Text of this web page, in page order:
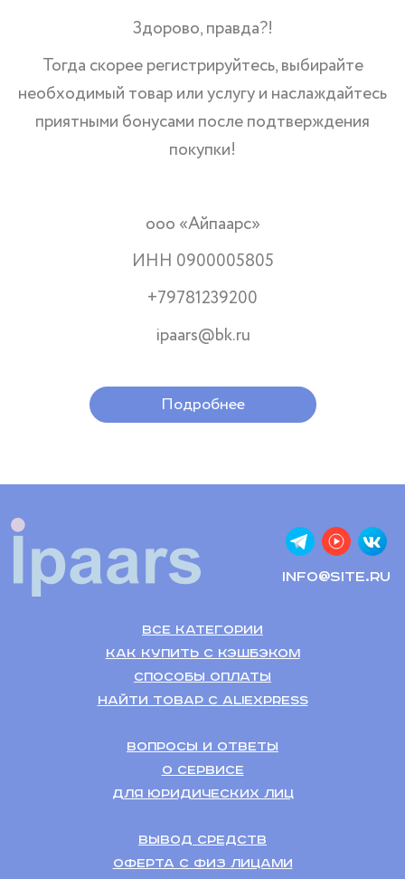
Здорово, правда?!
Тогда скорее регистрируйтесь, выбирайте
необходимый товар или услугу и наслаждайтесь
приятными бонусами после подтверждения
покупки!
ооо «Айпаарс»
ИНН 0900005805
+79781239200
ipaars@bk.ru
Подробнее
Все категории
Как купить с кэшбэком
Способы оплаты
Найти товар с Aliexpress
Вопросы и ответы
О сервисе
Для Юридических лиц
Вывод средств
Оферта с физ лицами
info@site.ru